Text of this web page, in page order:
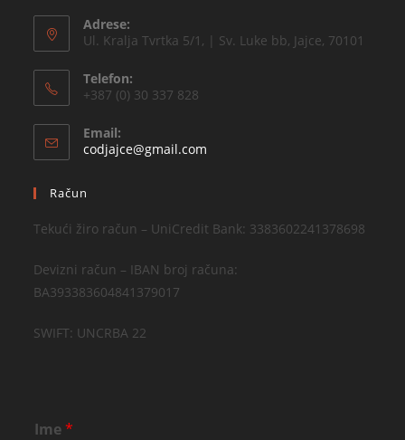
Adrese:
Ul. Kralja Tvrtka 5/1, | Sv. Luke bb, Jajce, 70101
Telefon:
+387 (0) 30 337 828
Email:
codjajce@gmail.com
Račun
Tekući žiro račun – UniCredit Bank: 3383602241378698
Devizni račun – IBAN broj računa:
BA393383604841379017
SWIFT: UNCRBA 22
Ime*